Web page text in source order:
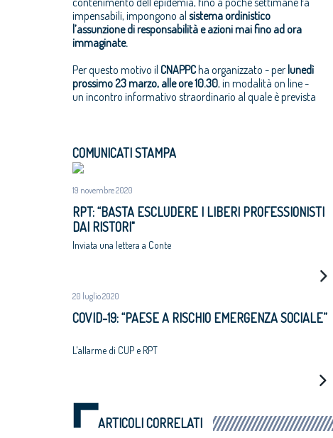
impensabili, impongono al sistema ordinistico
l’assunzione di responsabilitàe azioni mai fino ad ora
immaginate.
Per questo motivo il CNAPPC ha organizzato - per lunedì
prossimo 23 marzo, alle ore 10.30, in modalità on line -
un incontro informativo straordinario al quale è prevista
COMUNICATI STAMPA
19 novembre 2020
RPT: “BASTA ESCLUDERE I LIBERI PROFESSIONISTI
DAI RISTORI"
Inviata una lettera a Conte
20 luglio 2020
COVID-19: “PAESE A RISCHIO EMERGENZA SOCIALE”
L'allarme di CUP e RPT
ARTICOLI CORRELATI